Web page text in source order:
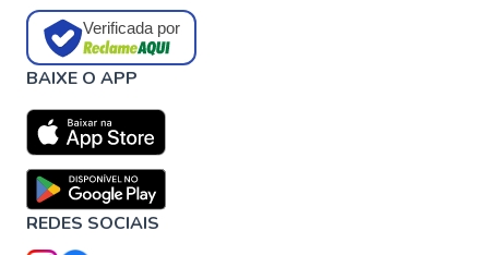
Verificada por
BAIXE O APP
REDES SOCIAIS